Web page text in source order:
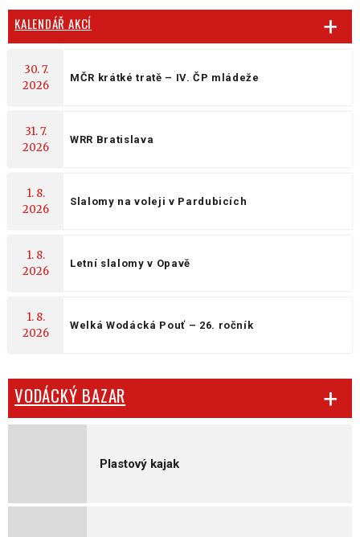
KALENDÁŘ AKCÍ
30. 7.
2026
MČR krátké tratě – IV. ČP mládeže
31. 7.
2026
WRR Bratislava
1. 8.
2026
Slalomy na voleji v Pardubicích
1. 8.
2026
Letní slalomy v Opavě
1. 8.
2026
Welká Wodácká Pouť – 26. ročník
VODÁCKÝ BAZAR
Plastový kajak